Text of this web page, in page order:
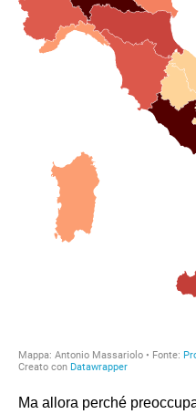
Ma allora perché